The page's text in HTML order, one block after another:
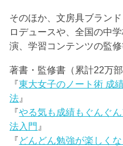
そのほか、文房具ブラン
ロデュースや、全国の中
演、学習コンテンツの監修
著書・監修書（累計22万部
『東大女子のノート術 成
法 』
『やる気も成績もぐんぐ
法入門 』
『どんどん勉強が楽しく